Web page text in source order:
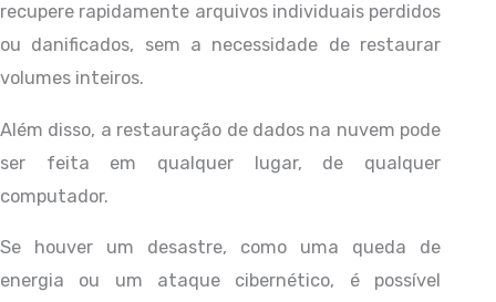
recupere rapidamente arquivos individuais perdidos
ou danificados, sem a necessidade de restaurar
volumes inteiros.
Além disso, a restauração de dados na nuvem pode
ser feita em qualquer lugar, de qualquer
computador.
Se houver um desastre, como uma queda de
energia ou um ataque cibernético, é possível